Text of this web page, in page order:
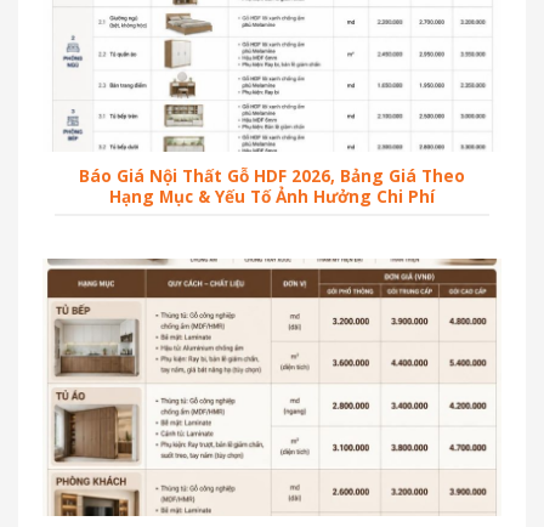
Báo Giá Nội Thất Gỗ HDF 2026, Bảng Giá Theo
Hạng Mục & Yếu Tố Ảnh Hưởng Chi Phí